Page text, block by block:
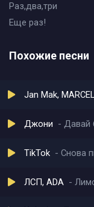
Раз,два,три
Еще раз!
Похожие песни
Jan Mak,
Джони Давай
TikTok Снова
ЛСП, ADA